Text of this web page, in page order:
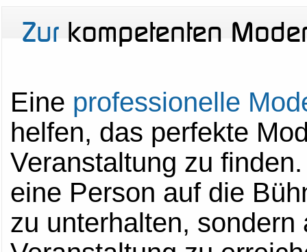
Zurkompetenten
Eine professionelle
helfen, das perfekte
Veranstaltung zu
eine Person auf die
zu unterhalten,